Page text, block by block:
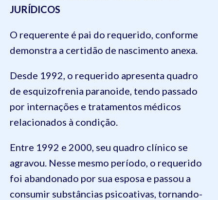
JURÍDICOS
O requerente é pai do requerido, conforme
demonstra a certidão de nascimento anexa.
Desde 1992, o requerido apresenta quadro
de esquizofrenia paranoide, tendo passado
por internações e tratamentos médicos
relacionados à condição.
Entre 1992 e 2000, seu quadro clínico se
agravou. Nesse mesmo período, o requerido
foi abandonado por sua esposa e passou a
consumir substâncias psicoativas, tornando-